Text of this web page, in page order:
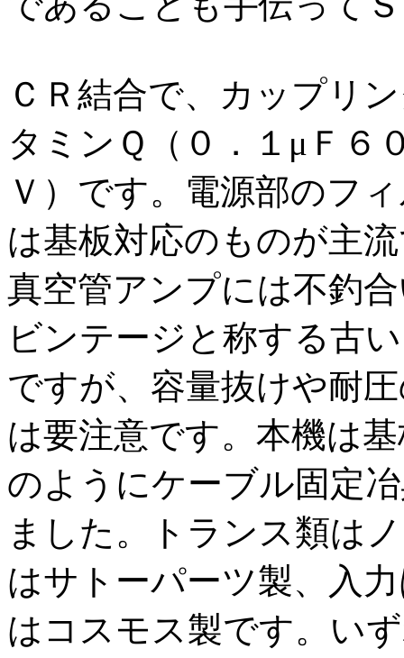
ＣＲ結合で、カップリ
タミンＱ（０．１μＦ６
Ｖ）です。電源部のフ
は基板対応のものが主
真空管アンプには不釣
ビンテージと称する古
ですが、容量抜けや耐
は要注意です。本機は
のようにケーブル固定
ました。トランス類は
はサトーパーツ製、入
はコスモス製です。い